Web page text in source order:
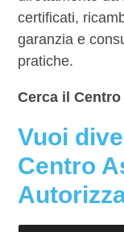
certificati,
garanzia e
pratiche.
Cerca il
Vuoi
Centro